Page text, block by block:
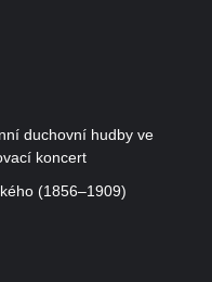
duchovní hudby ve
koncert
(1856–1909)